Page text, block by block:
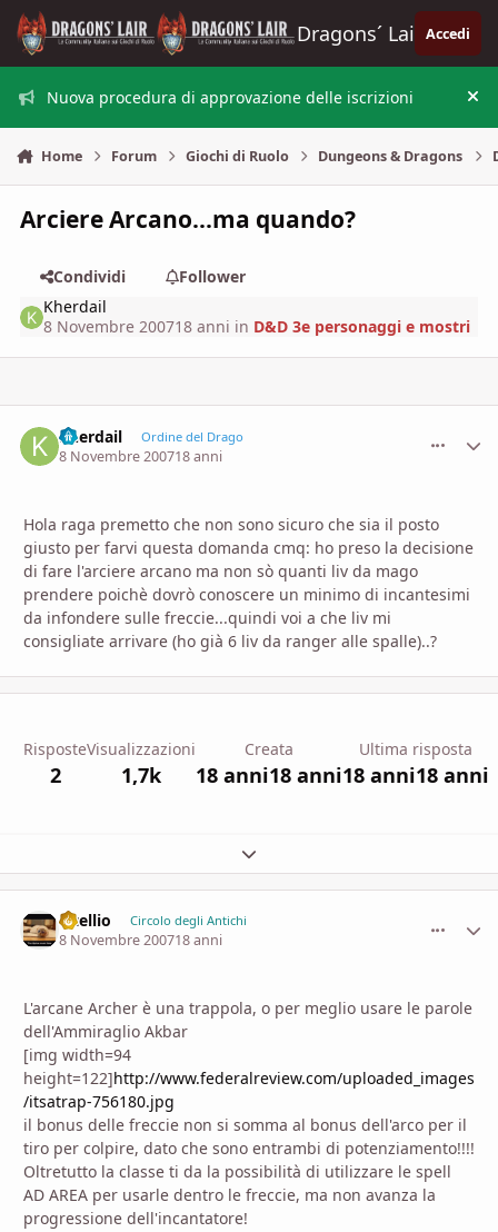
Vai al contenuto
Dragons´ Lair Accedi
Nuova procedura di approvazione delle iscrizioni
Home Forum Giochi di Ruolo Dungeons & Dragons
Arciere Arcano...ma quando?
Condividi
Follower
Kherdail
8 Novembre 200718 anni in D&D 3e personaggi e mostri
Kherdail Ordine del Drago
8 Novembre 200718 anni
Hola raga premetto che non sono sicuro che sia il posto
giusto per farvi questa domanda cmq: ho preso la decisione
di fare l'arciere arcano ma non sò quanti liv da mago
prendere poichè dovrò conoscere un minimo di incantesimi
da infondere sulle freccie...quindi voi a che liv mi
consigliate arrivare (ho già 6 liv da ranger alle spalle)..?
Risposte
2
Visualizzazioni
1,7k
Creata
18 anni18 anni
Ultima risposta
18 anni18 anni
Espandi panoramica del topic
vitellio Circolo degli Antichi
8 Novembre 200718 anni
L'arcane Archer è una trappola, o per meglio usare le parole
dell'Ammiraglio Akbar
[img width=94
height=122]http://www.federalreview.com/uploaded_images
/itsatrap-756180.jpg
il bonus delle freccie non si somma al bonus dell'arco per il
tiro per colpire, dato che sono entrambi di potenziamento!!!!
Oltretutto la classe ti da la possibilità di utilizzare le spell
AD AREA per usarle dentro le freccie, ma non avanza la
progressione dell'incantatore!